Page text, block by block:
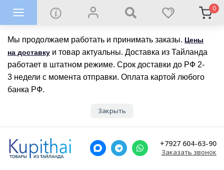
Мы продолжаем работать и принимать заказы. Цены
на доставку и товар актуальны. Доставка из Тайланда
работает в штатном режиме. Срок доставки до РФ 2-
3 недели с момента отправки. Оплата картой любого
банка РФ.
Закрыть
0
+7927 604-63-90
Заказать звонок